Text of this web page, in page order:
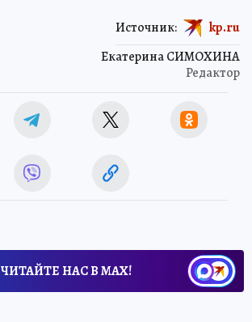
Екатерина СИМОХИНА
Редактор
Источник: kp.ru
ЧИТАЙТЕ НАС В МАХ!